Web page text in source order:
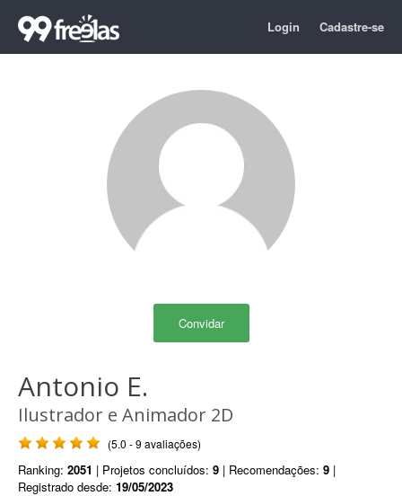
Login Cadastre-se
Convidar
Antonio E.
Ilustrador e Animador 2D
(5.0 - 9 avaliações)
Ranking: 2051 | Projetos concluídos: 9 | Recomendações: 9 |
Registrado desde: 19/05/2023